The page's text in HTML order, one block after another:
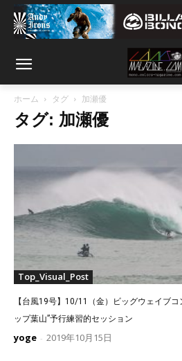
ホーム タグ 加瀬優
タグ: 加瀬優
Top_Visual_Post
【台風19号】10/11（金）ビッグウェイブ
ップ葉山”予行練習的セッション
yoge - 2019年10月15日